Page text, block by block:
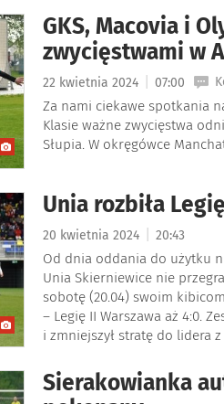
GKS, Macovia i
zwycięstwami w
22 kwietnia 2024 07:00
Za nami ciekawe spotkania
Klasie ważne zwycięstwa
Słupia. W okręgówce
Unia rozbiła Legię
20 kwietnia 2024 20:43
Od dnia oddania do użytku
Unia Skierniewice nie
sobotę (20.04) swoim
– Legię II Warszawa aż 4:0.
i zmniejszył stratę do lidera
Sierakowianka